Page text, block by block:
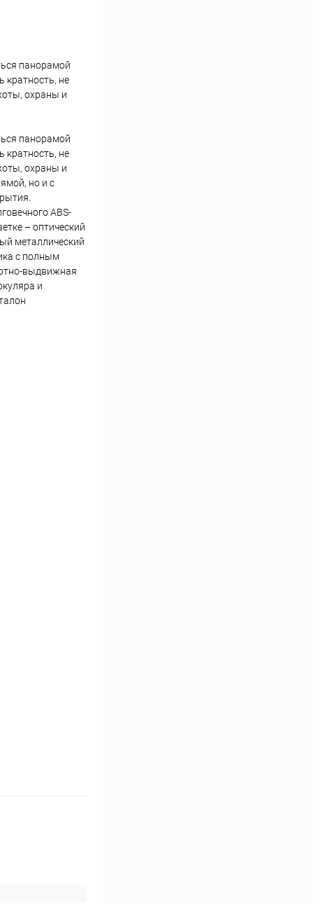
панорамой
кратность, не
охраны и
панорамой
кратность, не
охраны и
но и с
ABS-
– оптический
металлический
с полным
выдвижная
и